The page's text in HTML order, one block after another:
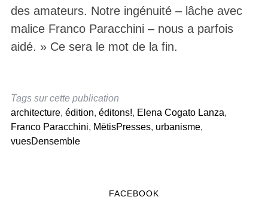
des amateurs. Notre ingénuité ­– lâche avec
malice Franco Paracchini – nous a parfois
aidé. » Ce sera le mot de la fin.
Tags sur cette publication
architecture, édition, éditons!, Elena Cogato Lanza,
Franco Paracchini, MētisPresses, urbanisme,
vuesDensemble
FACEBOOK